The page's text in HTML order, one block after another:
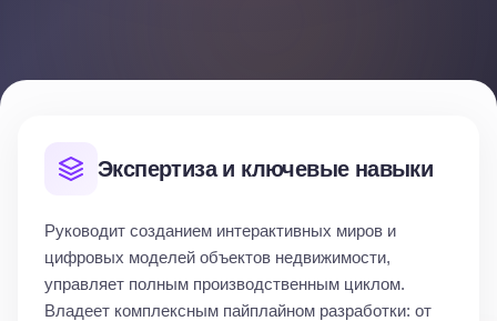
Экспертиза и ключевые навыки
Руководит созданием интерактивных миров и
цифровых моделей объектов недвижимости,
управляет полным производственным циклом.
Владеет комплексным пайплайном разработки: от